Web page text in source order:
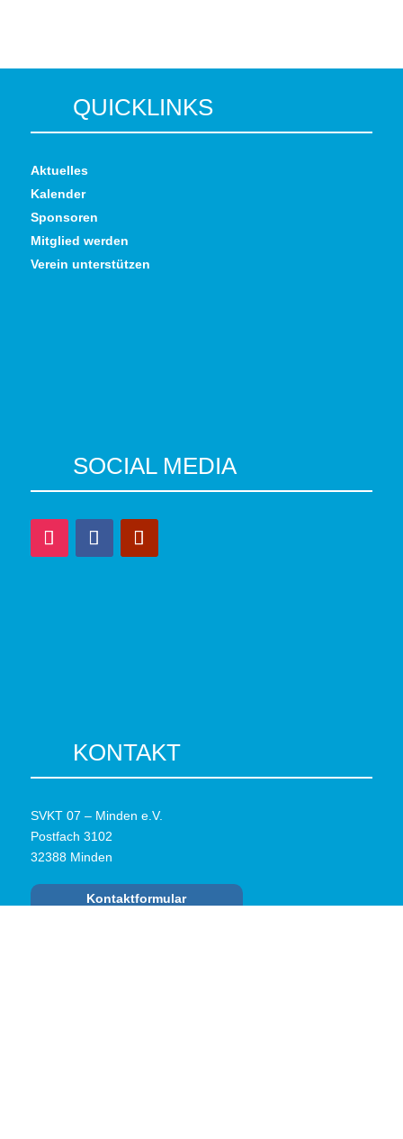
QUICKLINKS
Aktuelles
Kalender
Sponsoren
Mitglied werden
Verein unterstützen
SOCIAL MEDIA
KONTAKT
SVKT 07 – Minden e.V.
Postfach 3102
32388 Minden
Kontaktformular